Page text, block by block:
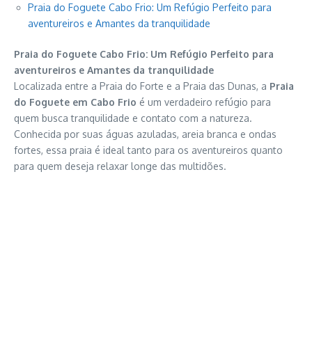
Praia do Foguete Cabo Frio: Um Refúgio Perfeito para
aventureiros e Amantes da tranquilidade
Praia do Foguete Cabo Frio: Um Refúgio Perfeito para
aventureiros e Amantes da tranquilidade
Localizada entre a Praia do Forte e a Praia das Dunas, a Praia
do Foguete em Cabo Frio é um verdadeiro refúgio para
quem busca tranquilidade e contato com a natureza.
Conhecida por suas águas azuladas, areia branca e ondas
fortes, essa praia é ideal tanto para os aventureiros quanto
para quem deseja relaxar longe das multidões.